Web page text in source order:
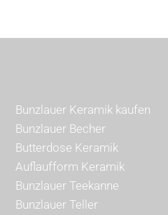
Bunzlauer Keramik kaufen
Bunzlauer Becher
Butterdose Keramik
Auflaufform Keramik
Bunzlauer Teekanne
Bunzlauer Teller